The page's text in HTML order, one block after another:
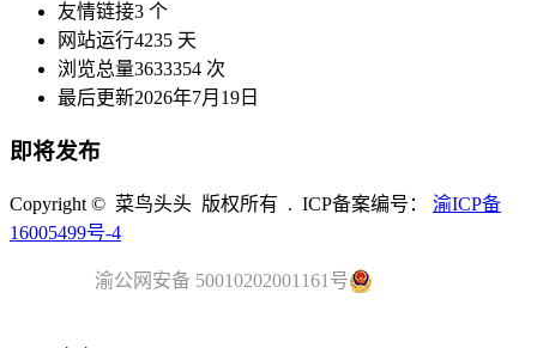
友情链接3 个
网站运行4235 天
浏览总量3633354 次
最后更新2026年7月19日
即将发布
Copyright © 菜鸟头头 版权所有 . ICP备案编号： 渝ICP备
16005499号-4
渝公网安备 50010202001161号